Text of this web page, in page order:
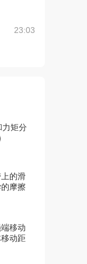
23:03
25:45
18:55
力矩分
的滑
摩擦
移动
动距